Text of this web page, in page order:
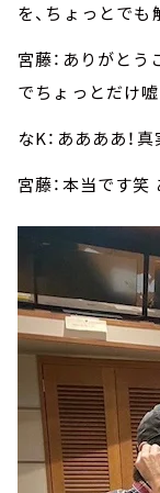
を、ちょっとで
宮藤：ありがと
でちょっとだけ
なK：ああああ！
宮藤：本当です笑